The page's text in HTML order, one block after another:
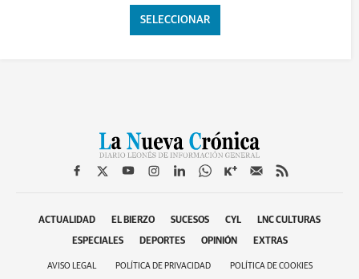
SELECCIONAR
ACTUALIDAD EL BIERZO SUCESOS CYL LNC CULTURAS
ESPECIALES DEPORTES OPINIÓN EXTRAS
AVISO LEGAL POLÍTICA DE PRIVACIDAD POLÍTICA DE COOKIES